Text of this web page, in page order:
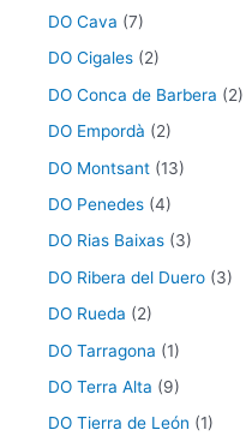
DO Cava (7)
DO Cigales (2)
DO Conca de Barbera (2)
DO Empordà (2)
DO Montsant (13)
DO Penedes (4)
DO Rias Baixas (3)
DO Ribera del Duero (3)
DO Rueda (2)
DO Tarragona (1)
DO Terra Alta (9)
DO Tierra de León (1)